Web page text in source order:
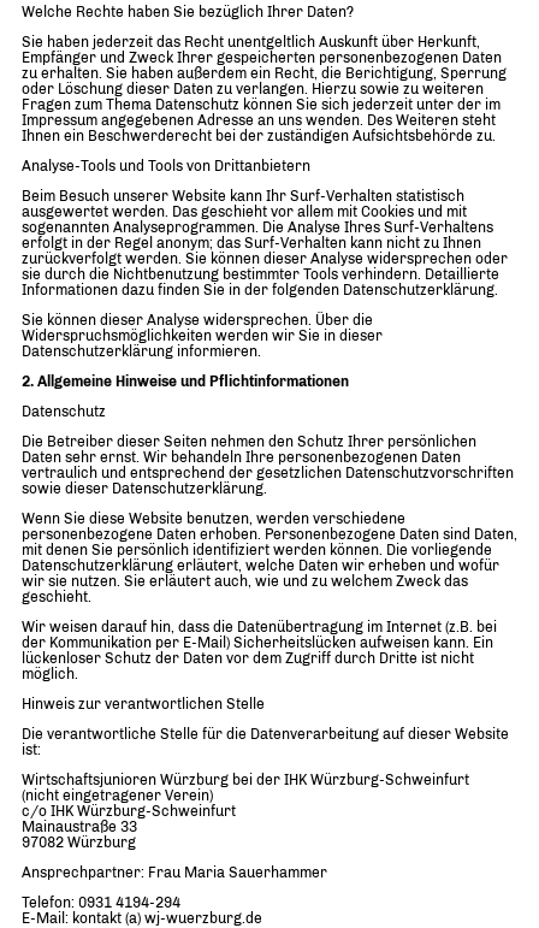
Welche Rechte haben Sie bezüglich Ihrer Daten?
Sie haben jederzeit das Recht unentgeltlich Auskunft über Herkunft,
Empfänger und Zweck Ihrer gespeicherten personenbezogenen Daten
zu erhalten. Sie haben außerdem ein Recht, die Berichtigung, Sperrung
oder Löschung dieser Daten zu verlangen. Hierzu sowie zu weiteren
Fragen zum Thema Datenschutz können Sie sich jederzeit unter der im
Impressum angegebenen Adresse an uns wenden. Des Weiteren steht
Ihnen ein Beschwerderecht bei der zuständigen Aufsichtsbehörde zu.
Analyse-Tools und Tools von Drittanbietern
Beim Besuch unserer Website kann Ihr Surf-Verhalten statistisch
ausgewertet werden. Das geschieht vor allem mit Cookies und mit
sogenannten Analyseprogrammen. Die Analyse Ihres Surf-Verhaltens
erfolgt in der Regel anonym; das Surf-Verhalten kann nicht zu Ihnen
zurückverfolgt werden. Sie können dieser Analyse widersprechen oder
sie durch die Nichtbenutzung bestimmter Tools verhindern. Detaillierte
Informationen dazu finden Sie in der folgenden Datenschutzerklärung.
Sie können dieser Analyse widersprechen. Über die
Widerspruchsmöglichkeiten werden wir Sie in dieser
Datenschutzerklärung informieren.
2. Allgemeine Hinweise und Pflichtinformationen
Datenschutz
Die Betreiber dieser Seiten nehmen den Schutz Ihrer persönlichen
Daten sehr ernst. Wir behandeln Ihre personenbezogenen Daten
vertraulich und entsprechend der gesetzlichen Datenschutzvorschriften
sowie dieser Datenschutzerklärung.
Wenn Sie diese Website benutzen, werden verschiedene
personenbezogene Daten erhoben. Personenbezogene Daten sind Daten,
mit denen Sie persönlich identifiziert werden können. Die vorliegende
Datenschutzerklärung erläutert, welche Daten wir erheben und wofür
wir sie nutzen. Sie erläutert auch, wie und zu welchem Zweck das
geschieht.
Wir weisen darauf hin, dass die Datenübertragung im Internet (z.B. bei
der Kommunikation per E-Mail) Sicherheitslücken aufweisen kann. Ein
lückenloser Schutz der Daten vor dem Zugriff durch Dritte ist nicht
möglich.
Hinweis zur verantwortlichen Stelle
Die verantwortliche Stelle für die Datenverarbeitung auf dieser Website
ist:
Wirtschaftsjunioren Würzburg bei der IHK Würzburg-Schweinfurt
(nicht eingetragener Verein)
c/o IHK Würzburg-Schweinfurt
Mainaustraße 33
97082 Würzburg
Ansprechpartner: Frau Maria Sauerhammer
Telefon: 0931 4194-294
E-Mail: kontakt (a) wj-wuerzburg.de